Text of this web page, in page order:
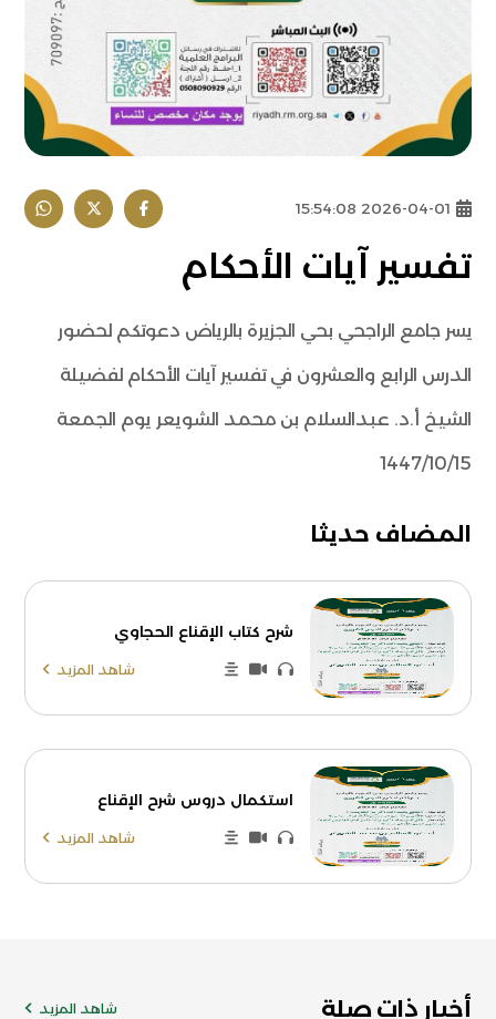
2026-04-01 15:54:08
تفسير آيات الأحكام
يسر جامع الراجحي بحي الجزيرة بالرياض دعوتكم لحضور
الدرس الرابع والعشرون في تفسير آيات الأحكام لفضيلة
الشيخ أ.د. عبدالسلام بن محمد الشويعر يوم الجمعة
1447/10/15
المضاف حديثا
شرح كتاب الإقناع الحجاوي
شاهد المزيد
استكمال دروس شرح الإقناع
شاهد المزيد
أخبار ذات صلة شاهد المزيد